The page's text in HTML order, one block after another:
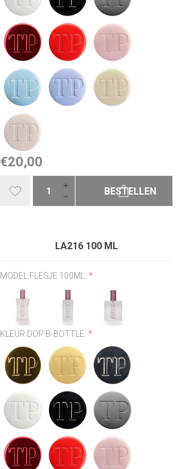
€20,00
BESTELLEN
LA216 100 ML
MODEL FLESJE 100ML:*
KLEUR DOP B-BOTTLE:*